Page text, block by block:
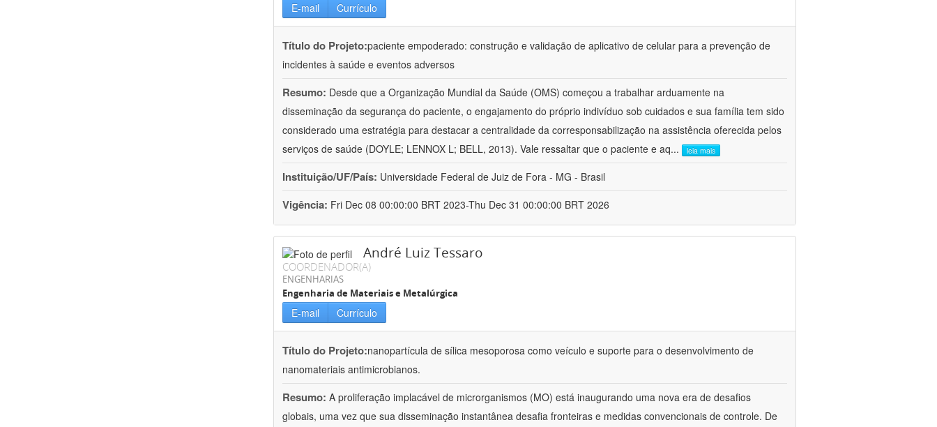
E-mail Currículo
Título do Projeto:paciente empoderado: construção e validação de aplicativo de celular para a prevenção de
incidentes à saúde e eventos adversos
Resumo: Desde que a Organização Mundial da Saúde (OMS) começou a trabalhar arduamente na
disseminação da segurança do paciente, o engajamento do próprio indivíduo sob cuidados e sua família tem sido
considerado uma estratégia para destacar a centralidade da corresponsabilização na assistência oferecida pelos
serviços de saúde (DOYLE; LENNOX L; BELL, 2013). Vale ressaltar que o paciente e aq... leia mais
Instituição/UF/País: Universidade Federal de Juiz de Fora - MG - Brasil
Vigência: Fri Dec 08 00:00:00 BRT 2023-Thu Dec 31 00:00:00 BRT 2026
André Luiz Tessaro
COORDENADOR(A)
ENGENHARIAS
Engenharia de Materiais e Metalúrgica
E-mail Currículo
Título do Projeto:nanopartícula de sílica mesoporosa como veículo e suporte para o desenvolvimento de
nanomateriais antimicrobianos.
Resumo: A proliferação implacável de microrganismos (MO) está inaugurando uma nova era de desafios
globais, uma vez que sua disseminação instantânea desafia fronteiras e medidas convencionais de controle. De